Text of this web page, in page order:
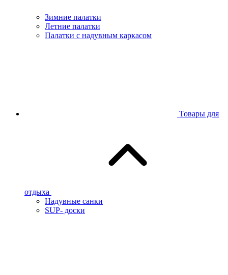
Зимние палатки
Летние палатки
Палатки с надувным каркасом
Товары для
отдыха
Надувные санки
SUP- доски